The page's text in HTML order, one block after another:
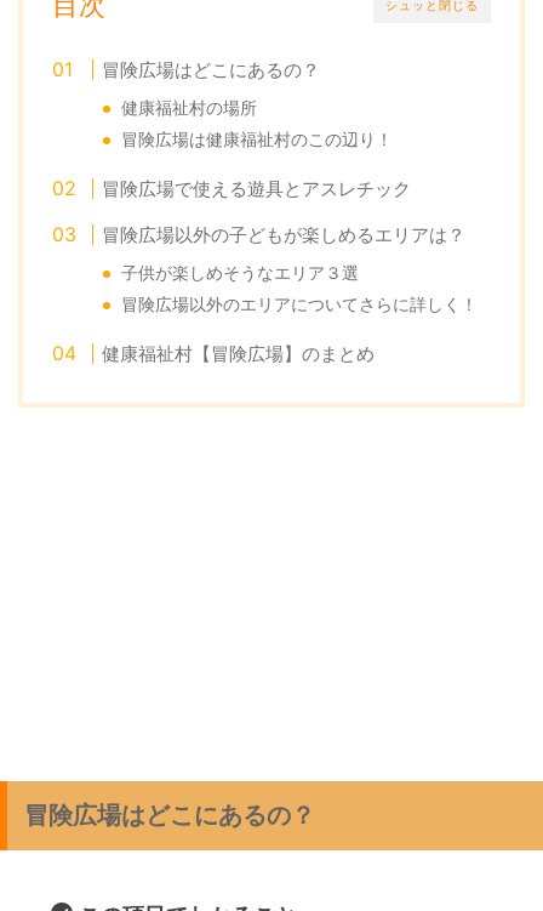
シュッと閉じる
冒険広場はどこにあるの？
健康福祉村の場所
冒険広場は健康福祉村のこの辺り！
冒険広場で使える遊具とアスレチック
冒険広場以外の子どもが楽しめるエリアは？
子供が楽しめそうなエリア３選
冒険広場以外のエリアについてさらに詳しく！
健康福祉村【冒険広場】のまとめ
冒険広場はどこにあるの？